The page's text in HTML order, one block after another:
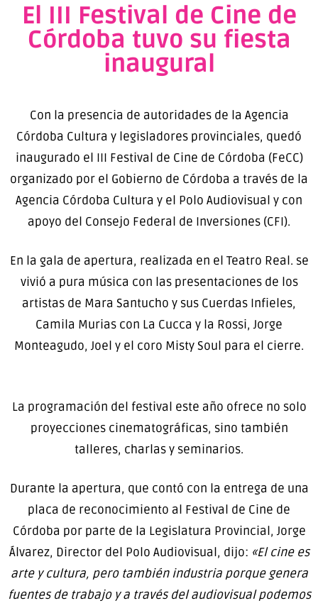
El III Festival de Cine de
Córdoba tuvo su fiesta
inaugural
Con la presencia de autoridades de la Agencia
Córdoba Cultura y legisladores provinciales, quedó
inaugurado el III Festival de Cine de Córdoba (FeCC)
organizado por el Gobierno de Córdoba a través de la
Agencia Córdoba Cultura y el Polo Audiovisual y con
apoyo del Consejo Federal de Inversiones (CFI).
En la gala de apertura, realizada en el Teatro Real. se
vivió a pura música con las presentaciones de los
artistas de Mara Santucho y sus Cuerdas Infieles,
Camila Murias con La Cucca y la Rossi, Jorge
Monteagudo, Joel y el coro Misty Soul para el cierre.
La programación del festival este año ofrece no solo
proyecciones cinematográficas, sino también
talleres, charlas y seminarios.
Durante la apertura, que contó con la entrega de una
placa de reconocimiento al Festival de Cine de
Córdoba por parte de la Legislatura Provincial, Jorge
Álvarez, Director del Polo Audiovisual, dijo: «El cine es
arte y cultura, pero también industria porque genera
fuentes de trabajo y a través del audiovisual podemos